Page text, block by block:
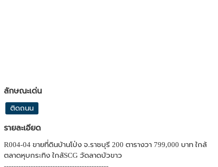
ลักษณะเด่น
ติดถนน
รายละเอียด
R004-04 ขายที่ดินบ้านโป่ง จ.ราชบุรี 200 ตารางวา 799,000 บาท ใกล้
ตลาดหุบกระทิง ใกล้SCG วัดลาดบัวขาว